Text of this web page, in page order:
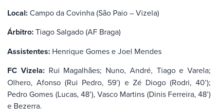
Local:Campo da Covinha (São Paio – Vizela)
Árbitro:Tiago Salgado (AF Braga)
Assistentes: Henrique Gomes e Joel Mendes
FC Vizela:Rui Magalhães; Nuno, André, Tiago e Varela;
Olhero, Afonso (Rui Pedro, 59’) e Zé Diogo (Rodri, 40’);
Pedro Gomes (Lucas, 48’), Vasco Martins (Dinis Ferreira, 48’)
e Bezerra.